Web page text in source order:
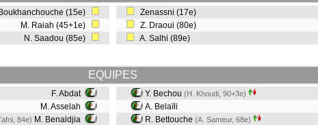
(15e)
M. Raiah (45+1e)
N. Saadou (85e)
Zenassni (17e)
Z. Draoui (80e)
A. Salhi (89e)
EQUIPES
F. Abdat
M. Asselah
84e) M. Benaldjia
Y. Bechou (H. Khoudi, 90+3e)
A. Belaïli
R. Bettouche (A. Sameur, 68e)